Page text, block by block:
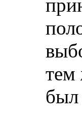
тем
был